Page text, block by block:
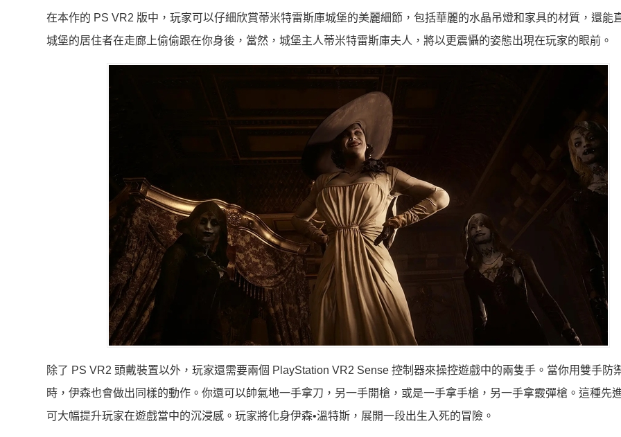
在本作的 PS VR2 版中，玩家可以仔細欣賞蒂米特雷斯庫城堡的美麗細節，包括華麗的水晶吊燈和家具的材質，還能
城堡的居住者在走廊上偷偷跟在你身後，當然，城堡主人蒂米特雷斯庫夫人，將以更震懾的姿態出現在玩家的眼前。
除了 PS VR2 頭戴裝置以外，玩家還需要兩個 PlayStation VR2 Sense 控制器來操控遊戲中的兩隻手。當你用雙手防
時，伊森也會做出同樣的動作。你還可以帥氣地一手拿刀，另一手開槍，或是一手拿手槍，另一手拿霰彈槍。這種先
可大幅提升玩家在遊戲當中的沉浸感。玩家將化身伊森•溫特斯，展開一段出生入死的冒險。